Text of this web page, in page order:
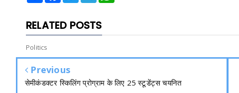
RELATED POSTS
Politics
Previous
सेमीकंडक्टर स्किलिंग प्रोग्राम के लिए 25 स्टूडेंट्स चयनित